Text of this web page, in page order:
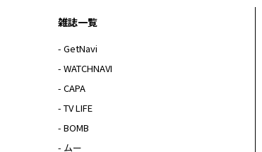
雑誌一覧
- GetNavi
- WATCHNAVI
- CAPA
- TV LIFE
- BOMB
- ムー